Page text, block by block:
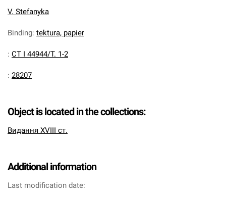
V. Stefanyka
Binding: tektura, papier
: CT I 44944/T. 1-2
: 28207
Object is located in the collections:
Видання XVIII ст.
Additional information
Last modification date: